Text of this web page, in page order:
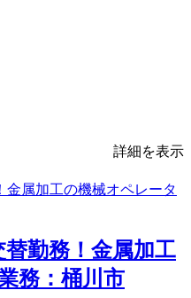
詳細を表示
勤務！金属加工
務：桶川市